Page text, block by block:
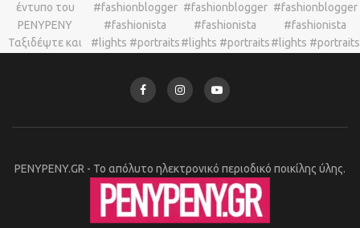
PENYPENY.GR - Το απόλυτο ηλεκτρονικό περιοδικό ποικίλης ύλης.